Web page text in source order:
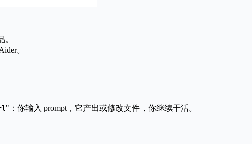
。
"：你输入 prompt，它产出或修改文件，你继续干活。